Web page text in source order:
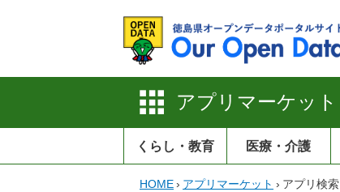
アプリマーケット
くらし・教育 医療・介護
HOME› アプリマーケット › アプリ検索